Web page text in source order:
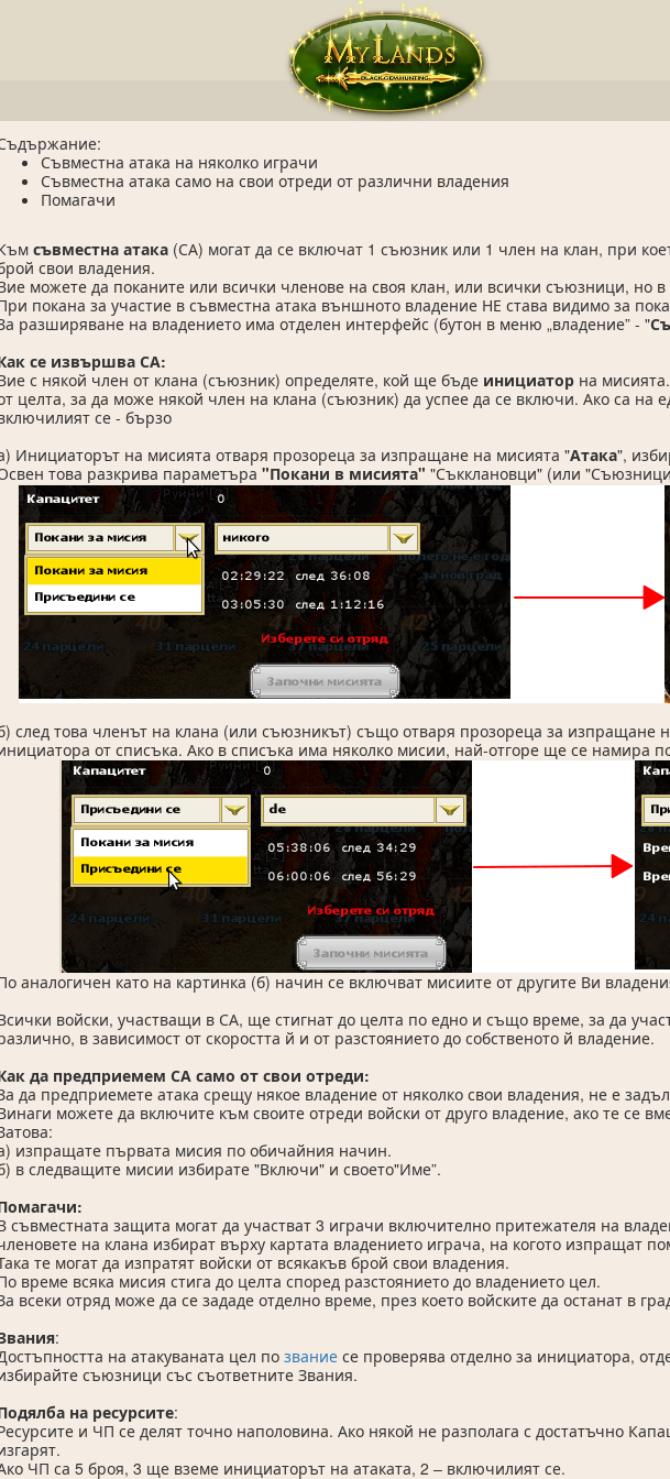
Съвместна атака на няколко играчи
Съвместна атака само на свои отреди от различни владения
Помагачи
съвместна атака (СА) могат да се включат 1 съюзник или 1 член на клан, при
свои владения.
можете да поканите или всички членове на своя клан, или всички съюзници, но
покана за участие в съвместна атака външното владение НЕ става видимо за
разширяване на владението има отделен интерфейс (бутон в меню „владение” - "
се извършва СА:
с някой член от клана (съюзник) определяте, кой ще бъде инициатор на
целта, за да може някой член на клана (съюзник) да успее да се включи. Ако са на
се - бързо
Инициаторът на мисията отваря прозореца за изпращане на мисията "Атака",
това разкрива параметъра"Покани в мисията" "Съкклановци" (или
след това членът на клана (или съюзникът) също отваря прозореца за изпращане
от списъка. Ако в списъка има няколко мисии, най-отгоре ще се намира
аналогичен като на картинка (б) начин се включват мисиите от другите Ви
войски, участващи в СА, ще стигнат до целта по едно и също време, за да
в зависимост от скоростта й и от разстоянието до собственото й владение.
да предприемем СА само от свои отреди:
да предприемете атака срещу някое владение от няколко свои владения, не е
можете да включите към своите отреди войски от друго владение, ако те се
изпращате първата мисия по обичайния начин.
в следващите мисии избирате "Включи" и своето"Име”.
съвместната защита могат да участват 3 играчи включително притежателя на
на клана избират върху картата владението играча, на когото изпращат
те могат да изпратят войски от всякакъв брой свои владения.
време всяка мисия стига до целта според разстоянието до владението цел.
всеки отряд може да се зададе отделно време, през което войските да останат в
:
на атакуваната цел позвание се проверява отделно за инициатора,
съюзници със съответните Звания.
на ресурсите:
и ЧП се делят точно наполовина. Ако някой не разполага с достатъчно
ЧП са 5 броя, 3 ще вземе инициаторът на атаката, 2 – включилият се.